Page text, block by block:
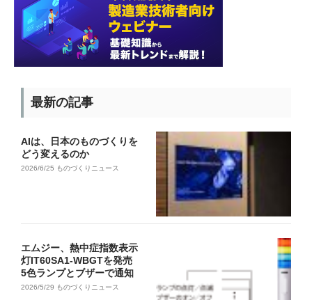
最新の記事
AIは、日本のものづくりを
どう変えるのか
2026/6/25 ものづくりニュース
エムジー、熱中症指数表示
灯IT60SA1-WBGTを発売
5色ランプとブザーで通知
2026/5/29 ものづくりニュース